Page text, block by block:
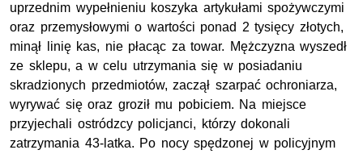
uprzednim wypełnieniu koszyka artykułami spożywczymi
oraz przemysłowymi o wartości ponad 2 tysięcy złotych,
minął linię kas, nie płacąc za towar. Mężczyzna wyszedł
ze sklepu, a w celu utrzymania się w posiadaniu
skradzionych przedmiotów, zaczął szarpać ochroniarza,
wyrywać się oraz groził mu pobiciem. Na miejsce
przyjechali ostródzcy policjanci, którzy dokonali
zatrzymania 43-latka. Po nocy spędzonej w policyjnym